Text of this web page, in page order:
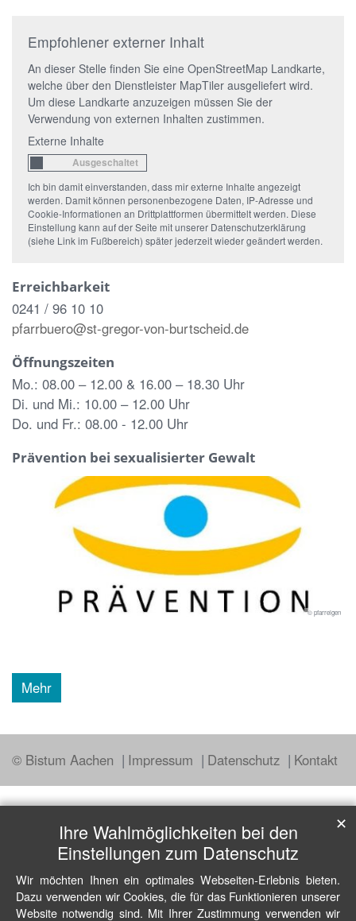
Empfohlener externer Inhalt
An dieser Stelle finden Sie eine OpenStreetMap Landkarte,
welche über den Dienstleister MapTiler ausgeliefert wird.
Um diese Landkarte anzuzeigen müssen Sie der
Verwendung von externen Inhalten zustimmen.
Externe Inhalte
Ich bin damit einverstanden, dass mir externe Inhalte angezeigt
werden. Damit können personenbezogene Daten, IP-Adresse und
Cookie-Informationen an Drittplattformen übermittelt werden. Diese
Einstellung kann auf der Seite mit unserer Datenschutzerklärung
(siehe Link im Fußbereich) später jederzeit wieder geändert werden.
Erreichbarkeit
0241 / 96 10 10
pfarrbuero@st-gregor-von-burtscheid.de
Öffnungszeiten
Mo.: 08.00 – 12.00 & 16.00 – 18.30 Uhr
Di. und Mi.: 10.00 – 12.00 Uhr
Do. und Fr.: 08.00 - 12.00 Uhr
Prävention bei sexualisierter Gewalt
© pfarreigen
Mehr
© Bistum Aachen Impressum Datenschutz Kontakt
Ihre Wahlmöglichkeiten bei den
Einstellungen zum Datenschutz
Wir möchten Ihnen ein optimales Webseiten-Erlebnis bieten.
Dazu verwenden wir Cookies, die für das Funktionieren unserer
Website notwendig sind. Mit Ihrer Zustimmung verwenden wir
✕